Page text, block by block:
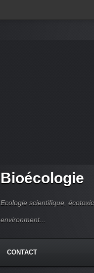
Bioécologie
Ecologie scientifique,
environment...
CONTACT